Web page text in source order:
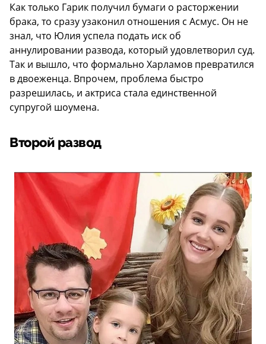
Как только Гарик получил бумаги о расторжении
брака, то сразу узаконил отношения с Асмус. Он не
знал, что Юлия успела подать иск об
аннулировании развода, который удовлетворил суд.
Так и вышло, что формально Харламов превратился
в двоеженца. Впрочем, проблема быстро
разрешилась, и актриса стала единственной
супругой шоумена.
Второй развод